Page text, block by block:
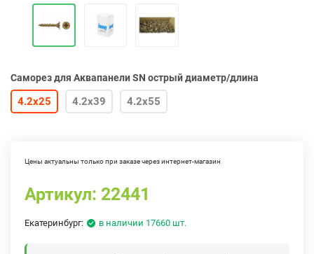
Саморез для Аквапанели SN острый диаметр/длина
4.2х25 4.2х39 4.2х55
Цены актуальны только при заказе через интернет-магазин
Артикул: 22441
Екатеринбург: в наличии 17660 шт.